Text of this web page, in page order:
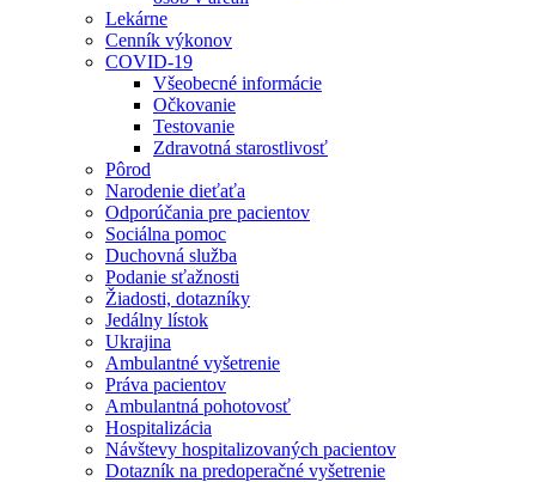
Lekárne
Cenník výkonov
COVID-19
Všeobecné informácie
Očkovanie
Testovanie
Zdravotná starostlivosť
Pôrod
Narodenie dieťaťa
Odporúčania pre pacientov
Sociálna pomoc
Duchovná služba
Podanie sťažnosti
Žiadosti, dotazníky
Jedálny lístok
Ukrajina
Ambulantné vyšetrenie
Práva pacientov
Ambulantná pohotovosť
Hospitalizácia
Návštevy hospitalizovaných pacientov
Dotazník na predoperačné vyšetrenie